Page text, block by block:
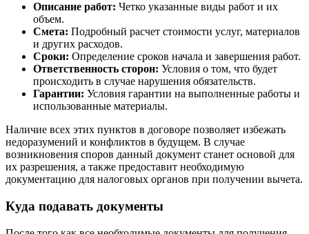
Описание работ: Четко указанные виды работ и их
объем.
Смета: Подробный расчет стоимости услуг, материалов
и других расходов.
Сроки: Определение сроков начала и завершения работ.
Ответственность сторон: Условия о том, что будет
происходить в случае нарушения обязательств.
Гарантии: Условия гарантии на выполненные работы и
использованные материалы.
Наличие всех этих пунктов в договоре позволяет избежать
недоразумений и конфликтов в будущем. В случае
возникновения споров данный документ станет основой для
их разрешения, а также предоставит необходимую
документацию для налоговых органов при получении вычета.
Куда подавать документы